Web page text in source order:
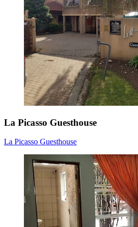
La Picasso Guesthouse
La Picasso Guesthouse